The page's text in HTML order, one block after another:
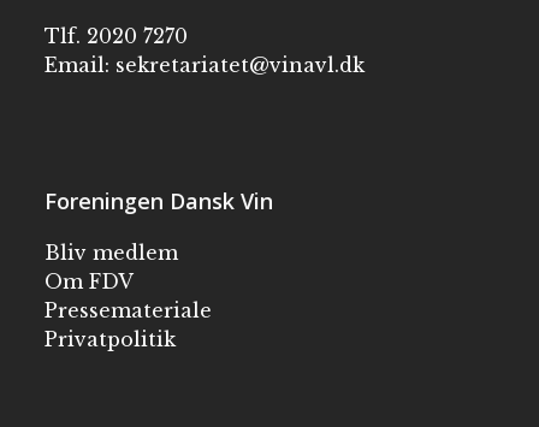
Tlf. 2020 7270
Email: sekretariatet@vinavl.dk
Foreningen Dansk Vin
Bliv medlem
Om FDV
Pressemateriale
Privatpolitik